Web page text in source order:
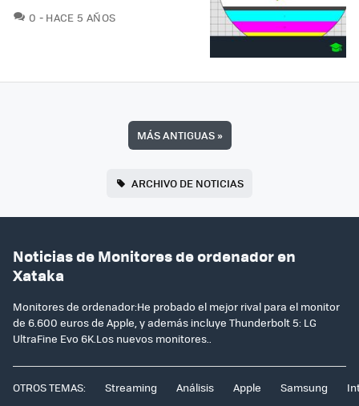
0 COMENTARIOS
HACE 5 AÑOS
MÁS ANTIGUAS»
ARCHIVO DE NOTICIAS
Noticias de Monitores de ordenador en
Xataka
Monitores de ordenador:He probado el mejor rival para el monitor
de 6.600 euros de Apple, y además incluye Thunderbolt 5: LG
UltraFine Evo 6K.Los nuevos monitores..
OTROS TEMAS: Streaming Análisis Apple Samsung